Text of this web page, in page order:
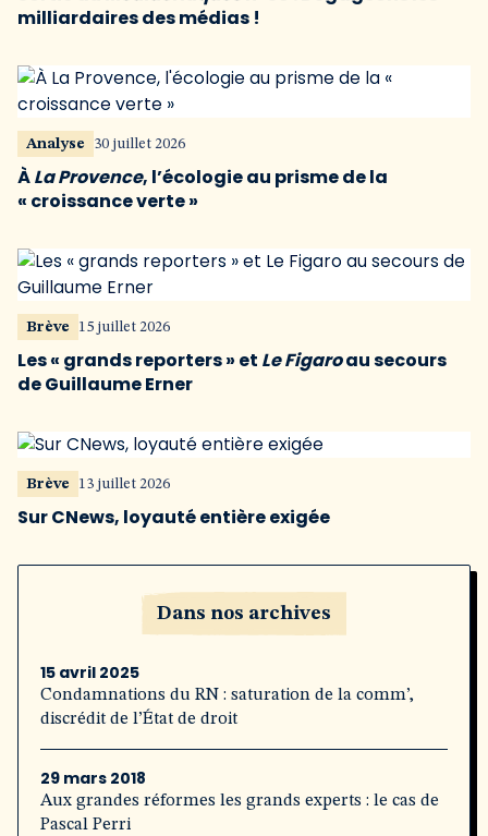
milliardaires des médias !
Analyse 30 juillet 2026
ÀLa Provence, l’écologie au prisme de la
« croissance verte »
Brève 15 juillet 2026
Les « grands reporters » et Le Figaroau secours
de Guillaume Erner
Brève 13 juillet 2026
Sur CNews, loyauté entière exigée
Dans nos archives
15 avril 2025
Condamnations du RN : saturation de la comm’,
discrédit de l’État de droit
29 mars 2018
Aux grandes réformes les grands experts : le cas de
Pascal Perri